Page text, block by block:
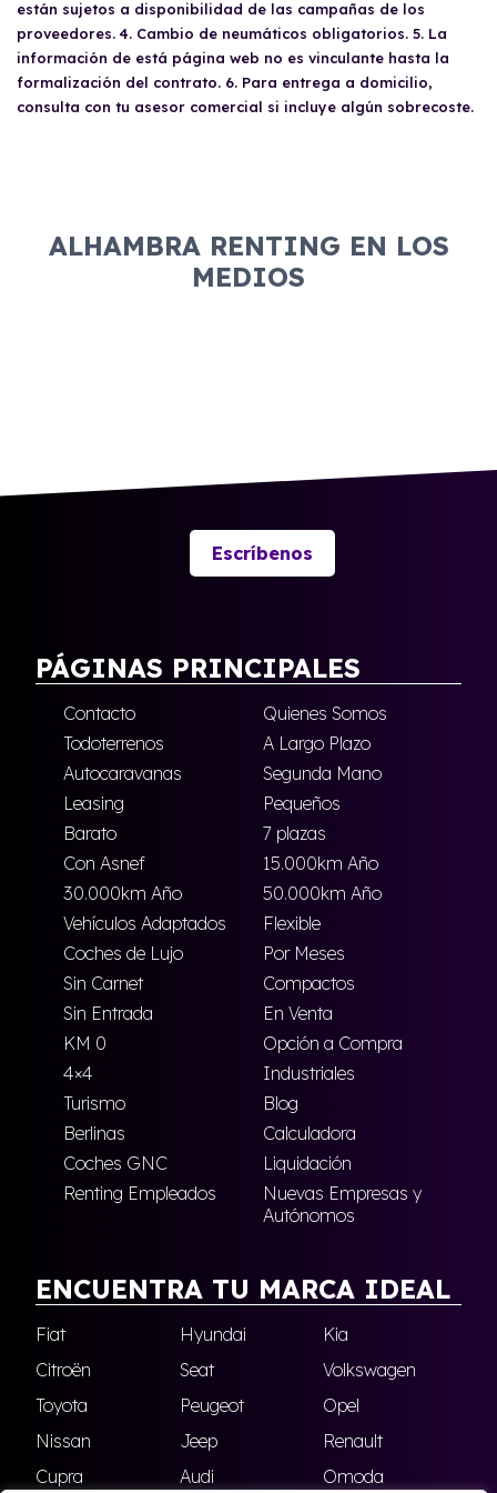
proporcionará un vehículo pre-entrega.
están sujetos a disponibilidad de las campañas de los
proveedores. 4. Cambio de neumáticos obligatorios. 5. La
información de está página web no es vinculante hasta la
formalización del contrato. 6. Para entrega a domicilio,
consulta con tu asesor comercial si incluye algún sobrecoste.
ALHAMBRA RENTING EN LOS
MEDIOS
Escríbenos
PÁGINAS PRINCIPALES
Contacto
Quienes Somos
Todoterrenos
A Largo Plazo
Autocaravanas
Segunda Mano
Leasing
Pequeños
Barato
7 plazas
Con Asnef
15.000km Año
30.000km Año
50.000km Año
Vehículos Adaptados
Flexible
Coches de Lujo
Por Meses
Sin Carnet
Compactos
Sin Entrada
En Venta
KM 0
Opción a Compra
4×4
Industriales
Turismo
Blog
Berlinas
Calculadora
Coches GNC
Liquidación
Renting Empleados
Nuevas Empresas y
Autónomos
ENCUENTRA TU MARCA IDEAL
Fiat Hyundai
Kia
Citroën
Seat
Volkswagen
Toyota
Peugeot
Opel
Nissan
Jeep
Renault
Cupra
Audi Omoda